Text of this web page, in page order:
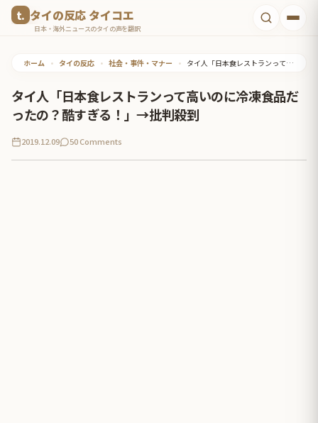
タイの反応 タイコエ
日本・海外ニュースのタイの声を翻訳
ホーム • タイの反応 • 社会・事件・マナー • タイ人「日本食レストランって高いのに冷凍食品だったの？酷すぎる！」→批判殺到
タイ人「日本食レストランって高いのに冷凍食品だ
ったの？酷すぎる！」→批判殺到
2019.12.09 50 Comments